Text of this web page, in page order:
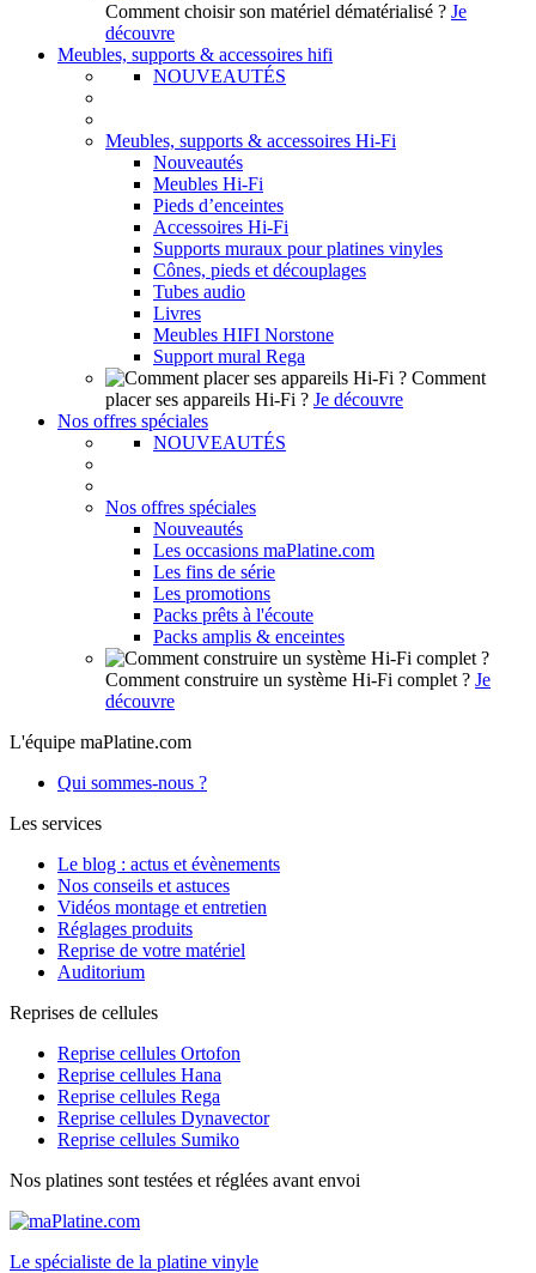
Comment choisir son matériel dématérialisé ? Je
découvre
Meubles, supports & accessoires hifi
NOUVEAUTÉS
Meubles, supports & accessoires Hi-Fi
Nouveautés
Meubles Hi-Fi
Pieds d’enceintes
Accessoires Hi-Fi
Supports muraux pour platines vinyles
Cônes, pieds et découplages
Tubes audio
Livres
Meubles HIFI Norstone
Support mural Rega
Comment
placer ses appareils Hi-Fi ? Je découvre
Nos offres spéciales
NOUVEAUTÉS
Nos offres spéciales
Nouveautés
Les occasions maPlatine.com
Les fins de série
Les promotions
Packs prêts à l'écoute
Packs amplis & enceintes
Comment construire un système Hi-Fi complet ? Je
découvre
L'équipe maPlatine.com
Qui sommes-nous ?
Les services
Le blog : actus et évènements
Nos conseils et astuces
Vidéos montage et entretien
Réglages produits
Reprise de votre matériel
Auditorium
Reprises de cellules
Reprise cellules Ortofon
Reprise cellules Hana
Reprise cellules Rega
Reprise cellules Dynavector
Reprise cellules Sumiko
Nos platines sont testées et réglées avant envoi
Le spécialiste de la platine vinyle